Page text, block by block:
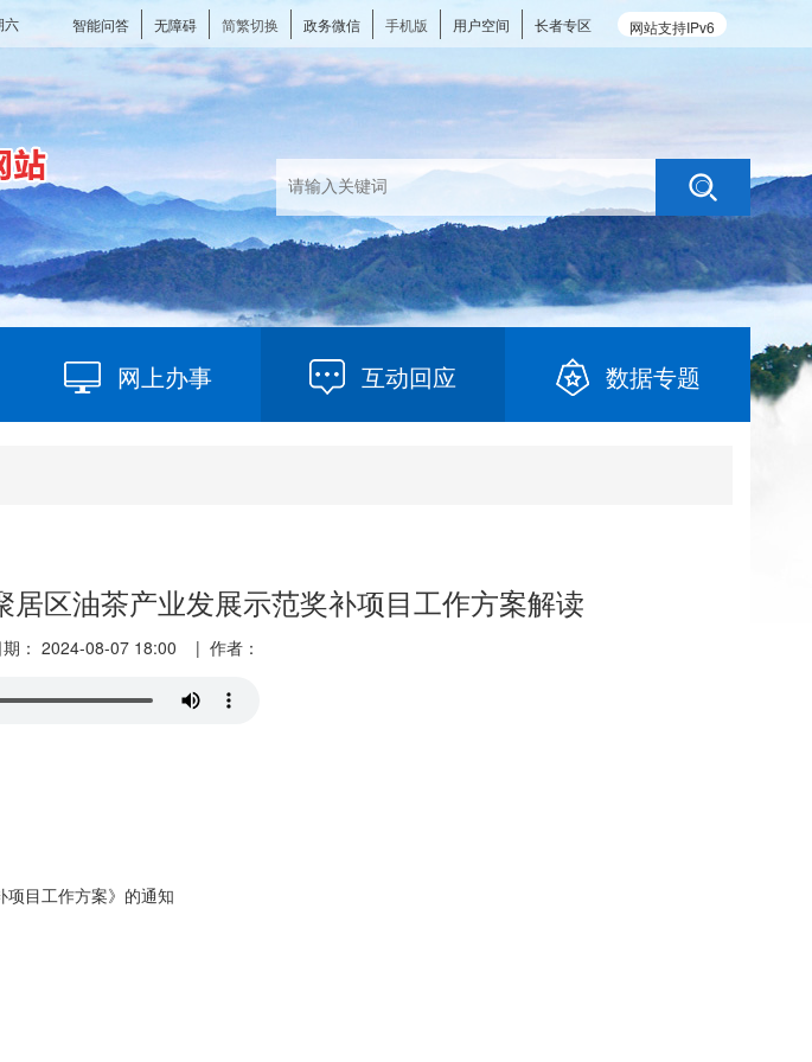
网站支持IPv6
智能问答 无障碍 简繁切换 政务微信 手机版 用户空间 长者专区
六
网上办事 互动回应 数据专题
居区油茶产业发展示范奖补项目工作方案解读
： 2024-08-07 18:00 | 作者：
目工作方案》的通知